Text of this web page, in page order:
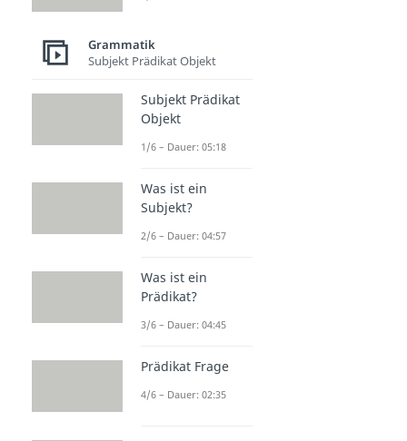
Grammatik
Subjekt Prädikat Objekt
Subjekt Prädikat
Objekt
1/6 – Dauer: 05:18
Was ist ein
Subjekt?
2/6 – Dauer: 04:57
Was ist ein
Prädikat?
3/6 – Dauer: 04:45
Prädikat Frage
4/6 – Dauer: 02:35